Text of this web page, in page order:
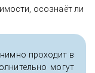
осознаёт ли
проходит в
могут